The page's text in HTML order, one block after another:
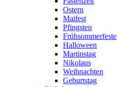
Ostern
Maifest
Pfingsten
Frühsommerfeste
Halloween
Martinstag
Nikolaus
Weihnachten
Geburtstag